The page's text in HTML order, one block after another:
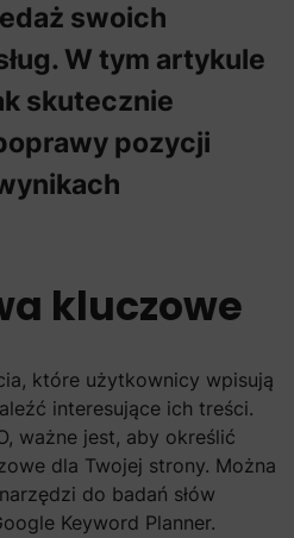
swoich
W tym artykule
skutecznie
pozycji
kluczowe
które użytkownicy wpisują
interesujące ich treści.
ważne jest, aby określić
dla Twojej strony. Można
do badań słów
Keyword Planner.